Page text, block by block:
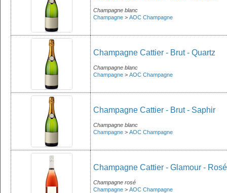
Champagne blanc
Champagne > AOC Champagne
Champagne Cattier - Brut - Quartz
Champagne blanc
Champagne > AOC Champagne
Champagne Cattier - Brut - Saphir
Champagne blanc
Champagne > AOC Champagne
Champagne Cattier - Glamour - Rosé
Champagne rosé
Champagne > AOC Champagne